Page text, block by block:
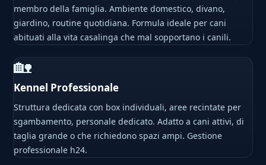
membro della famiglia. Ambiente domestico, divano,
giardino, routine quotidiana. Formula ideale per cani
abituati alla vita casalinga che mal sopportano i canili.
🏡
Kennel Professionale
Struttura dedicata con box individuali, aree recintate per
sgambamento, personale dedicato. Adatto a cani attivi, di
taglia grande o che richiedono spazi ampi. Gestione
professionale h24.